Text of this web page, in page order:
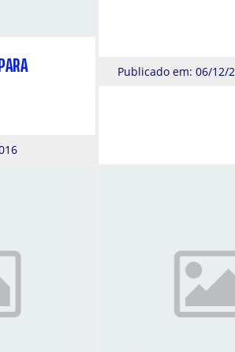
Publicado em: 06/12/